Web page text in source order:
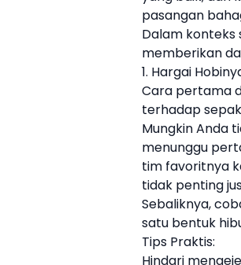
pasangan
Dalam konteks
memberikan
1. Hargai
Cara pertama
terhadap
Mungkin Anda
menunggu
tim favoritnya
tidak penting
Sebaliknya,
satu bentuk
Tips Praktis:
Hindari